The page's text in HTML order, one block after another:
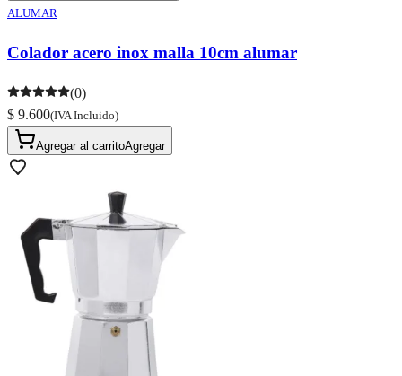
ALUMAR
Colador acero inox malla 10cm alumar
(0)
$ 9.600(IVA Incluido)
Agregar al carritoAgregar